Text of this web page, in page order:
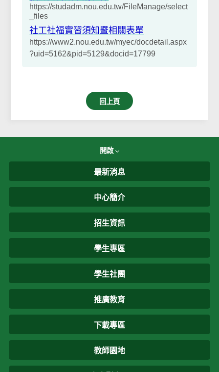
https://studadm.nou.edu.tw/FileManage/select
_files
社工社福實習須知暨相關表單
https://www2.nou.edu.tw/myec/docdetail.aspx
?uid=5162&pid=5129&docid=17799
回上頁
開啟
最新消息
中心簡介
招生資訊
學生專區
學生社團
推廣教育
下載專區
教師園地